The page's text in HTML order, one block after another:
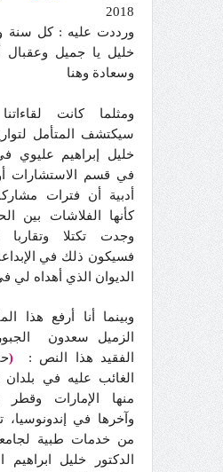
2018
ورددت عليه : كل سنة
خليل يا جميل
وسعادة وهنا
ومثلما كانت
سيكتشف المتأمل
خليل إبراهيم عليوي
في قسم الاستشارات
أدبية أن فترات
كأنها الفلاشات بين
وجدت تكتلا وتقاربا
فسيكون ذلك في
الديوان الذي أهداه لي
وبينما أنا أرفع هذا
الزميل سعدون
الفقيد هذا النص : (
الغائب عليه في بلدان
منها الإمارات وقطر
وآخرها في إندونوسيا،
من خدمات طبية
الدكتور خليل